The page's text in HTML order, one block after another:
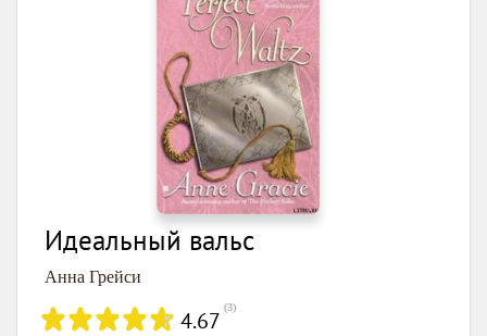
Идеальный вальс
Анна Грейси
4.67 (3)